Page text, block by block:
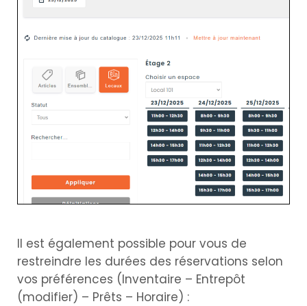
Il est également possible pour vous de
restreindre les durées des réservations selon
vos préférences (Inventaire – Entrepôt
(modifier) – Prêts – Horaire) :